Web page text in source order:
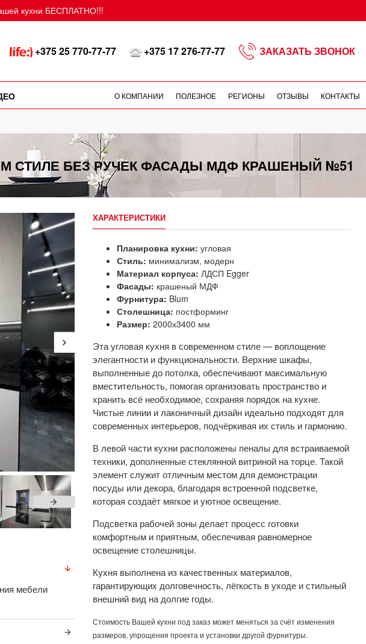
кухни БЕСПЛАТНО!!!
+375 25 770-77-77 +375 17 276-77-77 ЗАКАЗАТЬ ЗВОНОК
О КОМПАНИИ ПОЛЕЗНОЕ РЕГИОНЫ ОТЗЫВЫ КОНТАКТЫ
СТИЛЕ БЕЗ РУЧЕК ФАСАДЫ МДФ КРАШЕНЫЙ №51
мебели
ХАРАКТЕРИСТИКИ
Планировка кухни:угловая
Стиль: минимализм, модерн
Материал корпуса: ЛДСП Egger
Фасады: крашеный МДФ
Фурнитура: Blum
Столешница: постформинг
Размер: 2000х3400 мм
Эта угловая кухня в современном стиле — воплощение
элегантности и функциональности. Верхние шкафы,
выполненные до потолка, обеспечивают максимальную
вместительность, помогая организовать пространство и
хранить всё необходимое, сохраняя порядок на кухне.
Чистые линии и лаконичный дизайн идеально подходят для
современных интерьеров, подчёркивая их стиль и гармонию.
В левой части кухни расположены пеналы для встраиваемой
техники, дополненные стеклянной витриной на торце. Такой
элемент служит отличным местом для демонстрации
посуды или декора, благодаря встроенной подсветке,
которая создаёт мягкое и уютное освещение.
Подсветка рабочей зоны делает процесс готовки
комфортным и приятным, обеспечивая равномерное
освещение столешницы.
Кухня выполнена из качественных материалов,
гарантирующих долговечность, лёгкость в уходе и стильный
внешний вид на долгие годы.
Стоимость Вашей кухни под заказ может меняться за счёт изменения
размеров, упрощения проекта и установки другой фурнитуры.